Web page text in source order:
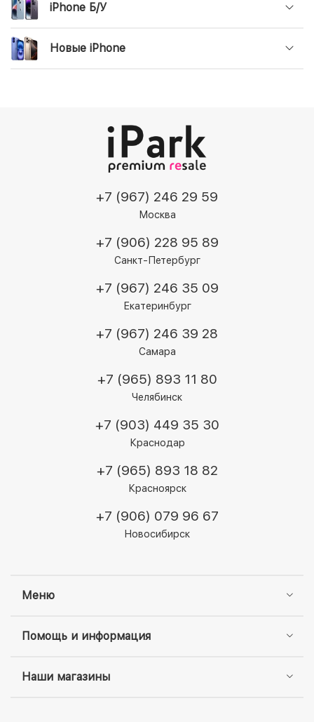
iPhone Б/У
Новые iPhone
Меню
Помощь и информация
Наши магазины
+7 (967) 246 29 59
Москва
+7 (906) 228 95 89
Санкт-Петербург
+7 (967) 246 35 09
Екатеринбург
+7 (967) 246 39 28
Самара
+7 (965) 893 11 80
Челябинск
+7 (903) 449 35 30
Краснодар
+7 (965) 893 18 82
Красноярск
+7 (906) 079 96 67
Новосибирск